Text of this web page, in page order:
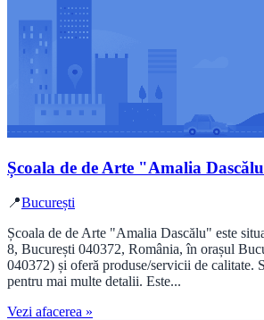
Școala de de Arte "Amalia
📍București
Școala de de Arte "Amalia Dascălu" este
8, București 040372, România, în orașul
040372) și oferă produse/servicii de calitate.
pentru mai multe detalii. Este...
Vezi afacerea »